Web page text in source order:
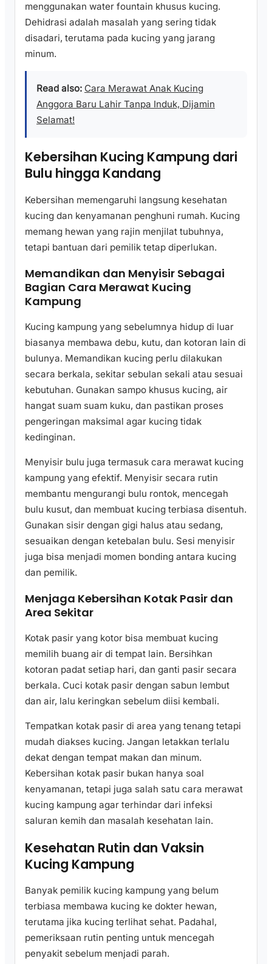
menggunakan water fountain khusus kucing.
Dehidrasi adalah masalah yang sering tidak
disadari, terutama pada kucing yang jarang
minum.
Read also: Cara Merawat Anak Kucing
Anggora Baru Lahir Tanpa Induk, Dijamin
Selamat!
Kebersihan Kucing Kampung dari
Bulu hingga Kandang
Kebersihan memengaruhi langsung kesehatan
kucing dan kenyamanan penghuni rumah. Kucing
memang hewan yang rajin menjilat tubuhnya,
tetapi bantuan dari pemilik tetap diperlukan.
Memandikan dan Menyisir Sebagai
Bagian Cara Merawat Kucing
Kampung
Kucing kampung yang sebelumnya hidup di luar
biasanya membawa debu, kutu, dan kotoran lain di
bulunya. Memandikan kucing perlu dilakukan
secara berkala, sekitar sebulan sekali atau sesuai
kebutuhan. Gunakan sampo khusus kucing, air
hangat suam suam kuku, dan pastikan proses
pengeringan maksimal agar kucing tidak
kedinginan.
Menyisir bulu juga termasuk cara merawat kucing
kampung yang efektif. Menyisir secara rutin
membantu mengurangi bulu rontok, mencegah
bulu kusut, dan membuat kucing terbiasa disentuh.
Gunakan sisir dengan gigi halus atau sedang,
sesuaikan dengan ketebalan bulu. Sesi menyisir
juga bisa menjadi momen bonding antara kucing
dan pemilik.
Menjaga Kebersihan Kotak Pasir dan
Area Sekitar
Kotak pasir yang kotor bisa membuat kucing
memilih buang air di tempat lain. Bersihkan
kotoran padat setiap hari, dan ganti pasir secara
berkala. Cuci kotak pasir dengan sabun lembut
dan air, lalu keringkan sebelum diisi kembali.
Tempatkan kotak pasir di area yang tenang tetapi
mudah diakses kucing. Jangan letakkan terlalu
dekat dengan tempat makan dan minum.
Kebersihan kotak pasir bukan hanya soal
kenyamanan, tetapi juga salah satu cara merawat
kucing kampung agar terhindar dari infeksi
saluran kemih dan masalah kesehatan lain.
Kesehatan Rutin dan Vaksin
Kucing Kampung
Banyak pemilik kucing kampung yang belum
terbiasa membawa kucing ke dokter hewan,
terutama jika kucing terlihat sehat. Padahal,
pemeriksaan rutin penting untuk mencegah
penyakit sebelum menjadi parah.